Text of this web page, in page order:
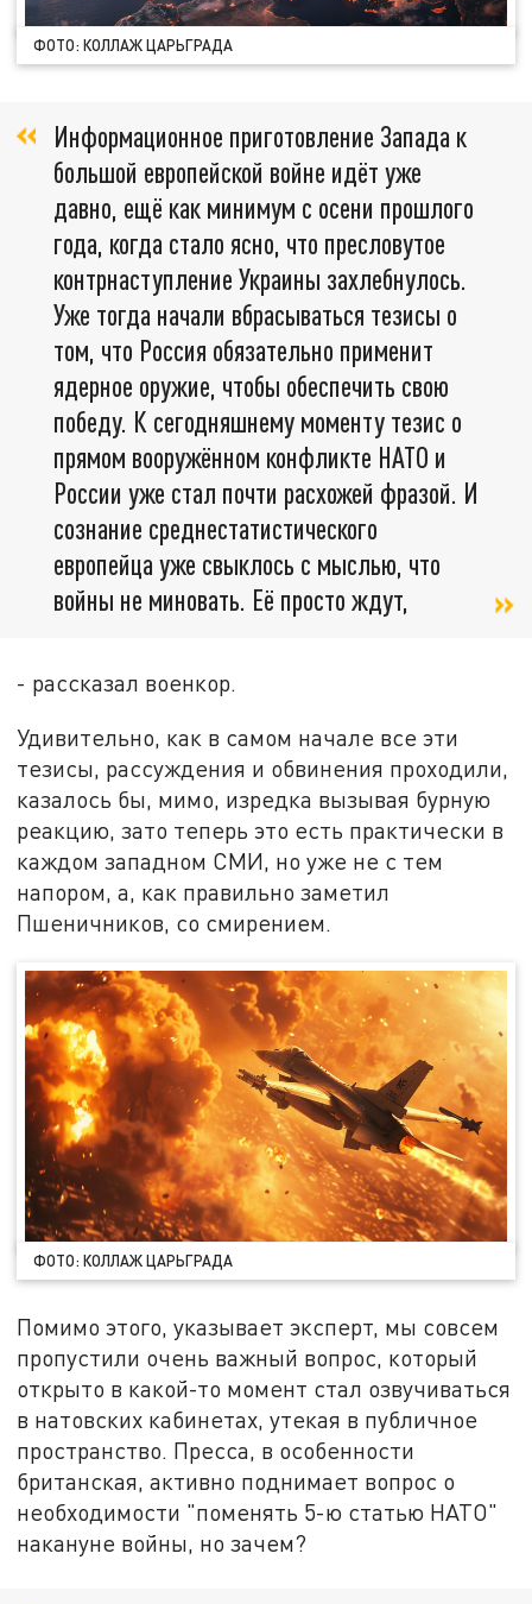
ФОТО: КОЛЛАЖ ЦАРЬГРАДА
Информационное приготовление Запада к
большой европейской войне идёт уже
давно, ещё как минимум с осени прошлого
года, когда стало ясно, что пресловутое
контрнаступление Украины захлебнулось.
Уже тогда начали вбрасываться тезисы о
том, что Россия обязательно применит
ядерное оружие, чтобы обеспечить свою
победу. К сегодняшнему моменту тезис о
прямом вооружённом конфликте НАТО и
России уже стал почти расхожей фразой. И
сознание среднестатистического
европейца уже свыклось с мыслью, что
войны не миновать. Её просто ждут,
- рассказал военкор.
Удивительно, как в самом начале все эти
тезисы, рассуждения и обвинения проходили,
казалось бы, мимо, изредка вызывая бурную
реакцию, зато теперь это есть практически в
каждом западном СМИ, но уже не с тем
напором, а, как правильно заметил
Пшеничников, со смирением.
ФОТО: КОЛЛАЖ ЦАРЬГРАДА
Помимо этого, указывает эксперт, мы совсем
пропустили очень важный вопрос, который
открыто в какой-то момент стал озвучиваться
в натовских кабинетах, утекая в публичное
пространство. Пресса, в особенности
британская, активно поднимает вопрос о
необходимости "поменять 5-ю статью НАТО"
накануне войны, но зачем?